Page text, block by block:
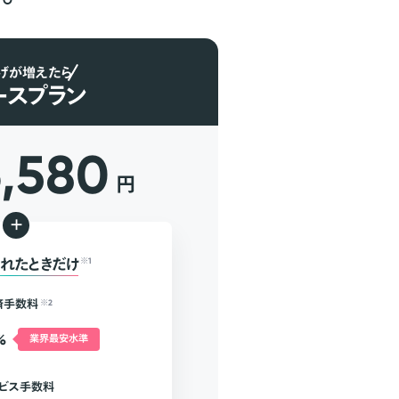
が増えたら
プラン
円
+
たときだけ ※1
手数料 ※2
業界最安水準
ス手数料